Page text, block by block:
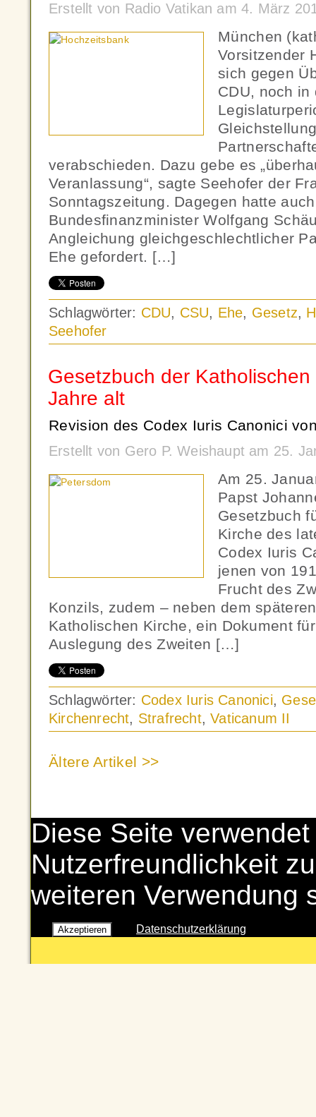
Erstellt von Radio Vatikan am 4. März
München
Vorsitzender
sich gegen
CDU, noch in
verabschieden. Dazu gebe es
Veranlassung“, sagte Seehofer der
Sonntagszeitung. Dagegen hatte
Bundesfinanzminister Wolfgang
Angleichung gleichgeschlechtlicher
Ehe gefordert. […]
Schlagwörter: CDU, CSU, Ehe, Gesetz,
Seehofer
Gesetzbuch der
Jahre alt
Revision des Codex Iuris Canonici
Erstellt von Gero P. Weishaupt am 25.
Am 25.
Papst
Gesetzbuch
Kirche des
Codex Iuris
jenen von
Frucht des
Konzils, zudem – neben dem
Katholischen Kirche, ein Dokument
Auslegung des Zweiten […]
Schlagwörter: Codex Iuris Canonici,
Kirchenrecht, Strafrecht,Vaticanum II
Ältere Artikel >>
Diese Seite
Nutzerfreundlichkeit
weiteren Verwendung
Akzeptieren Datenschutzerklärung